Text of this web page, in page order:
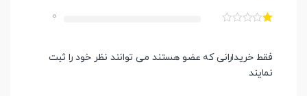
0
فقط خریدارانی که عضو هستند می توانند نظر خود را ثبت
نمایند